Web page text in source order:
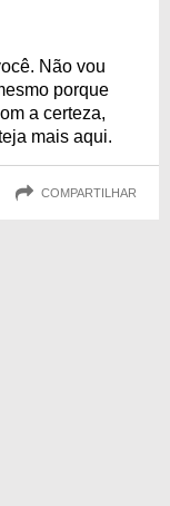
Não vou
porque
a certeza,
mais aqui.
COMPARTILHAR